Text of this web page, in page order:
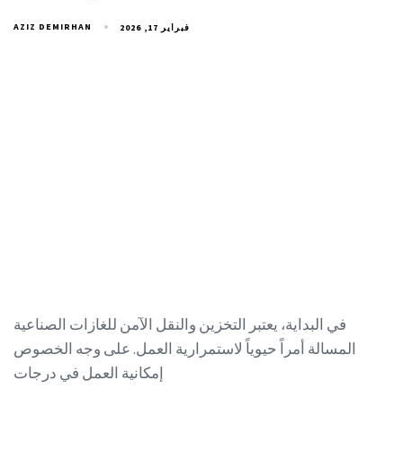
AZIZ DEMIRHAN فبراير 17, 2026
في البداية، يعتبر التخزين والنقل الآمن للغازات الصناعية
المسالة أمراً حيوياً لاستمرارية العمل. على وجه الخصوص
إمكانية العمل في درجات